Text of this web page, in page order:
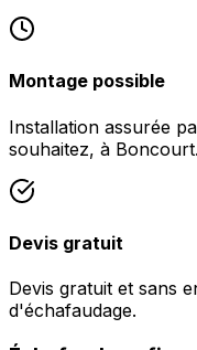
Montage possible
Installation assurée
souhaitez, à Boncourt.
Devis gratuit
Devis gratuit et sans
d'échafaudage.